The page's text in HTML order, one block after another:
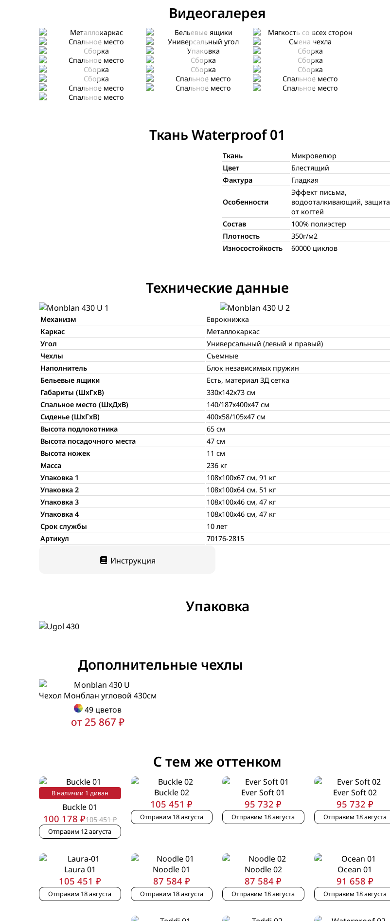
Видеогалерея
Бельевые ящики
Спальное место
Универсальный угол
Смена чехла
Сборка
Упаковка
Сборка
Спальное место
Сборка
Спальное место
Спальное место
Спальное место
Спальное место
Спальное место
Спальное место
Ткань Waterproof 01
Ткань
Микровелюр
Цвет
Блестящий
Фактура
Гладкая
Особенности
Эффект письма,
водооталкивающий, защита
от когтей
Состав
100% полиэстер
Плотность
350г/м2
Износостойкость
60000 циклов
Технические данные
Механизм
Еврокнижка
Каркас
Металлокаркас
Угол
Универсальный (левый и правый)
Чехлы
Съемные
Наполнитель
Блок независимых пружин
Бельевые ящики
Есть, материал 3Д сетка
Габариты (ШхГхВ)
330х142х73 см
Спальное место (ШхДхВ)
140/187х400х47 см
Сиденье (ШхГхВ)
400х58/105х47 см
Высота подлокотника
65 см
Высота посадочного места
47 см
Высота ножек
11 см
Масса
236 кг
Упаковка 1
108х100х67 см, 91 кг
Упаковка 2
108х100х64 см, 51 кг
Упаковка 3
108х100х46 см, 47 кг
Упаковка 4
108х100х46 см, 47 кг
Срок службы
10 лет
Артикул
70176-2815
Инструкция
Упаковка
Дополнительные чехлы
Чехол Монблан угловой 430см
49 цветов
от 25 867 ₽
С тем же оттенком
В наличии 1 диван
Buckle 01
100 178 ₽105 451 ₽
Отправим 12 августа
Buckle 02
105 451 ₽
Отправим 18 августа
Ever Soft 01
95 732 ₽
Отправим 18 августа
Ever Soft 02
95 732 ₽
Отправим 18 августа
Laura 01
105 451 ₽
Отправим 18 августа
Noodle 01
87 584 ₽
Отправим 18 августа
Noodle 02
87 584 ₽
Отправим 18 августа
Ocean 01
91 658 ₽
Отправим 18 августа